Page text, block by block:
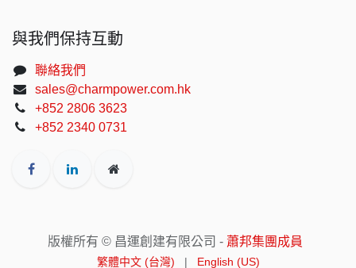
與我們保持互動
聯絡我們
sales@charmpower.com.hk
+852 2806 3623
+852 2340 0731
版權所有 © 昌運創建有限公司 - 蕭邦集團成員
繁體中文 (台灣) | English (US)